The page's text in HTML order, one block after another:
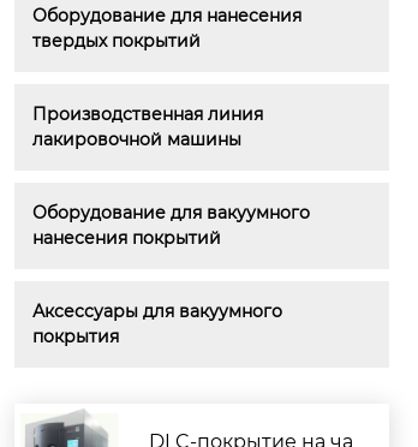
Оборудование для нанесения
твердых покрытий
Производственная линия
лакировочной машины
Оборудование для вакуумного
нанесения покрытий
Аксессуары для вакуумного
покрытия
DLC-покрытие на ча